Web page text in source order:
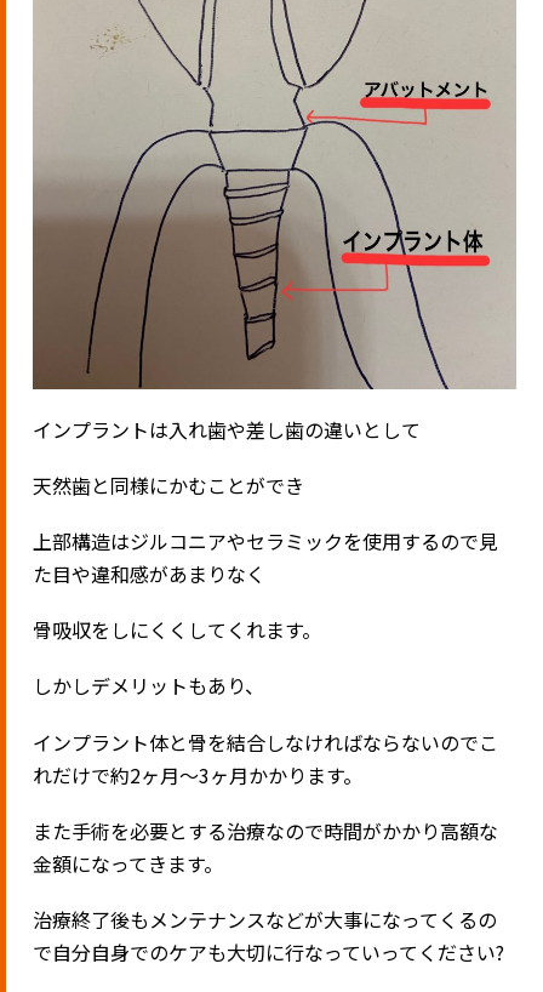
インプラントは入れ歯や差し歯の違いとして
天然歯と同様にかむことができ
上部構造はジルコニアやセラミックを使用するので見
た目や違和感があまりなく
骨吸収をしにくくしてくれます。
しかしデメリットもあり、
インプラント体と骨を結合しなければならないのでこ
れだけで約2ヶ月〜3ヶ月かかります。
また手術を必要とする治療なので時間がかかり高額な
金額になってきます。
治療終了後もメンテナンスなどが大事になってくるの
で自分自身でのケアも大切に行なっていってください?